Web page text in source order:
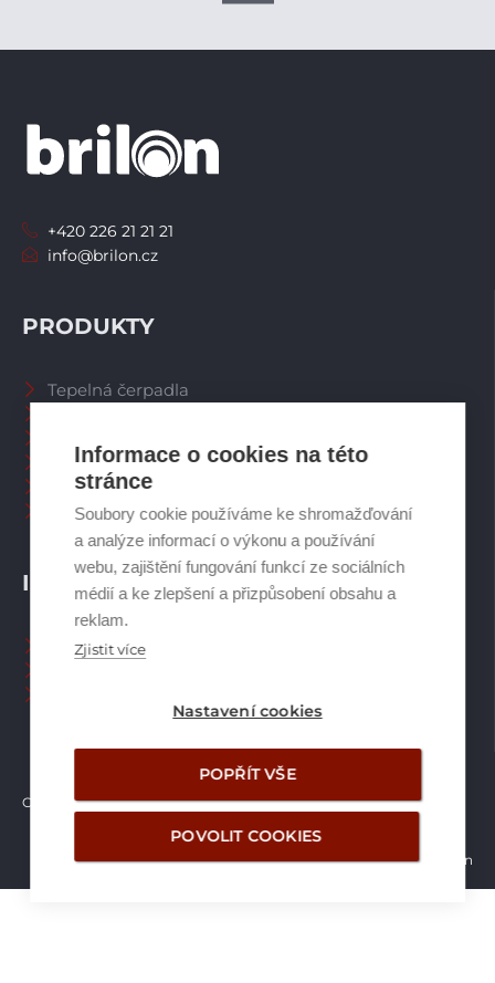
Informace o cookies na této
stránce
Soubory cookie používáme ke shromažďování
a analýze informací o výkonu a používání
webu, zajištění fungování funkcí ze sociálních
médií a ke zlepšení a přizpůsobení obsahu a
reklam.
Zjistit více
Nastavení cookies
POPŘÍT VŠE
POVOLIT COOKIES
INFORMACE
Naši pracovníci CZ
PRODUKTY
Tepelná čerpadla
Spalinové systémy
Plynové kotle
Ostatní příslušenství
+420 226 21 21 21
info@brilon.cz
Copyright © Brilon a.s. 2026
Vytvořilo studio Žalud Design